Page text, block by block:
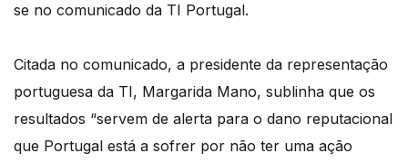
se no comunicado da TI Portugal.
Citada no comunicado, a presidente da representação
portuguesa da TI, Margarida Mano, sublinha que os
resultados “servem de alerta para o dano reputacional
que Portugal está a sofrer por não ter uma ação